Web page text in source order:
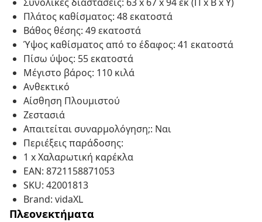
Πλάτος καθίσματος: 48 εκατοστά
Βάθος θέσης: 49 εκατοστά
Ύψος καθίσματος από το έδαφος: 41 εκατοστά
Πίσω ύψος: 55 εκατοστά
Μέγιστο βάρος: 110 κιλά
Ανθεκτικό
Αίσθηση Πλουμιστού
Ζεστασιά
Απαιτείται συναρμολόγηση;: Ναι
Περιέξεις παράδοσης:
1 x Χαλαρωτική καρέκλα
EAN: 8721158871053
SKU: 42001813
Brand: vidaXL
Πλεονεκτήματα